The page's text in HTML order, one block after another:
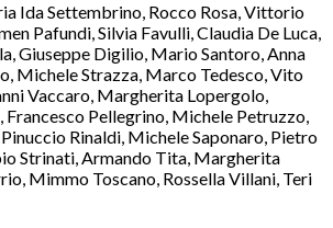
Ida Settembrino, Rocco Rosa, Vittorio
Pafundi, Silvia Favulli, Claudia De Luca,
Giuseppe Digilio, Mario Santoro, Anna
Michele Strazza, Marco Tedesco, Vito
Vaccaro, Margherita Lopergolo,
Francesco Pellegrino, Michele Petruzzo,
Rinaldi, Michele Saponaro, Pietro
Strinati, Armando Tita, Margherita
Mimmo Toscano, Rossella Villani, Teri